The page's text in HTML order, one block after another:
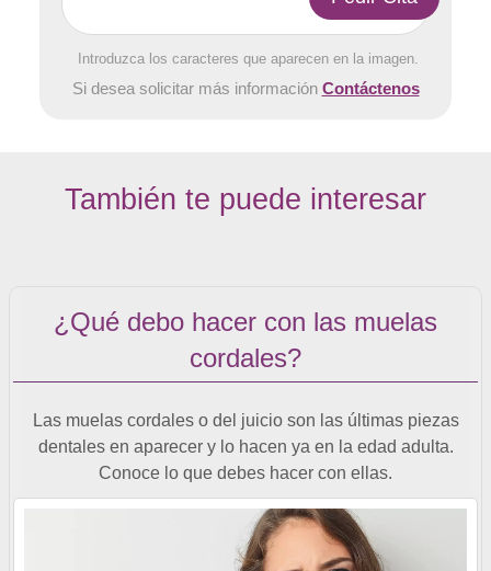
Introduzca los caracteres que aparecen en la imagen.
Si desea solicitar más información Contáctenos
También te puede interesar
¿Qué debo hacer con las muelas
cordales?
Las muelas cordales o del juicio son las últimas piezas
dentales en aparecer y lo hacen ya en la edad adulta.
Conoce lo que debes hacer con ellas.